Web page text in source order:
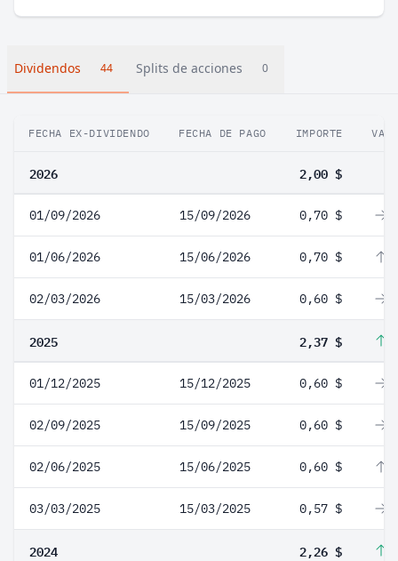
Dividendos 44 Splits de acciones 0
FECHA EX-DIVIDENDO FECHA DE PAGO IMPORTE
2026 2,00 $
01/09/2026 15/09/2026 0,70 $
01/06/2026 15/06/2026 0,70 $
02/03/2026 15/03/2026 0,60 $
2025 2,37 $
01/12/2025 15/12/2025 0,60 $
02/09/2025 15/09/2025 0,60 $
02/06/2025 15/06/2025 0,60 $
03/03/2025 15/03/2025 0,57 $
2024 2,26 $